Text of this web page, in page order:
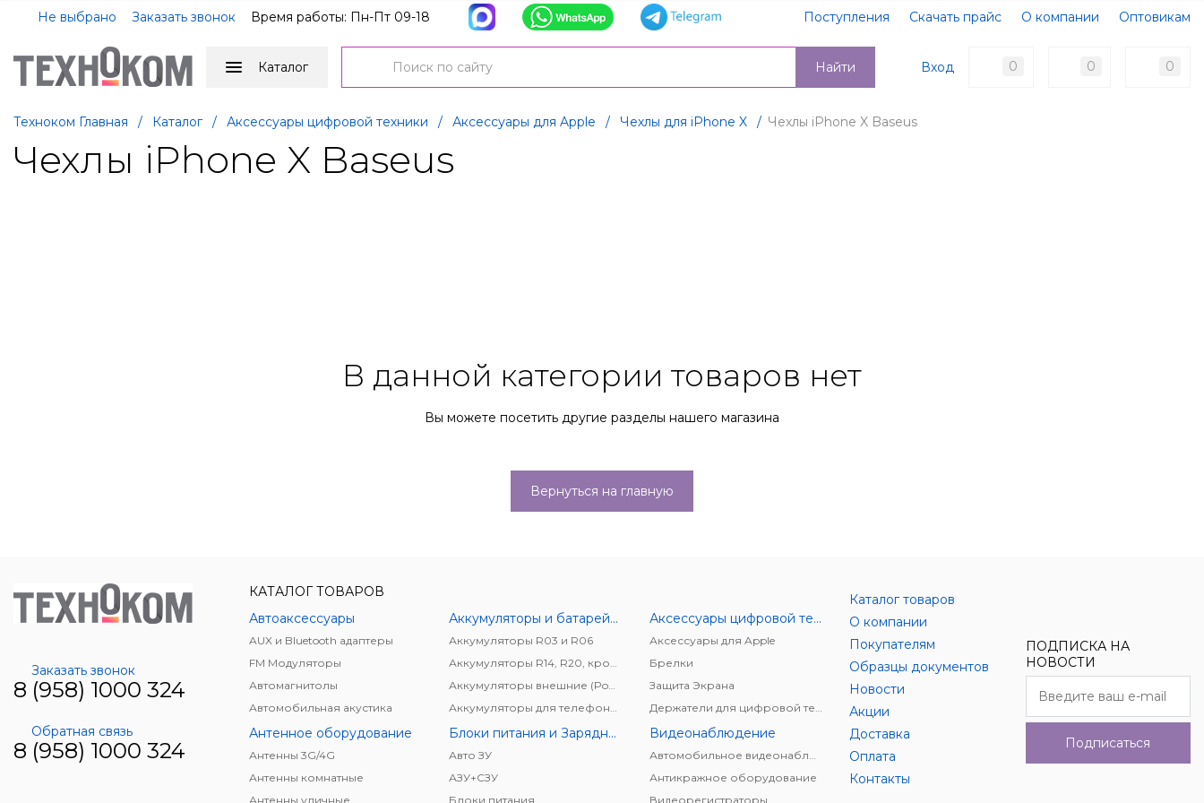
Не выбрано Заказать звонок Время работы: Пн-Пт 09-18 Поступления Скачать прайс О компании
Оптовикам
Доставка
Контакты
Каталог Вход 0 0 0
Найти
Техноком Главная / Каталог / Аксессуары цифровой техники / Аксессуары для Apple / Чехлы для iPhone X / Чехлы iPhone X Baseus
Чехлы iPhone X Baseus
В данной категории товаров нет
Вы можете посетить другие разделы нашего магазина
Вернуться на главную
Заказать звонок
8 (958) 1000 324
Обратная связь
8 (958) 1000 324
КАТАЛОГ ТОВАРОВ
Автоаксессуары
AUX и Bluetooth адаптеры
FM Модуляторы
Автомагнитолы
Автомобильная акустика
Аккумуляторы и батарейки
Аккумуляторы R03 и R06
Аксессуары цифровой техники
Аксессуары для Apple
Брелки
Защита Экрана
Антенное оборудование
Антенны 3G/4G
Антенны комнатные
Антенны уличные
Блоки питания и Зарядные устройства
Авто ЗУ
АЗУ+CЗУ
Блоки питания
Видеонаблюдение
Антикражное оборудование
Видеорегистраторы
Каталог товаров
О компании
Покупателям
Образцы документов
Новости
Акции
Доставка
Оплата
Контакты
ПОДПИСКА НА
НОВОСТИ
Подписаться